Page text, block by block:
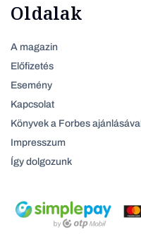
Oldalak
A magazin
Előfizetés
Esemény
Kapcsolat
Könyvek a Forbes ajánlásával
Impresszum
Így dolgozunk